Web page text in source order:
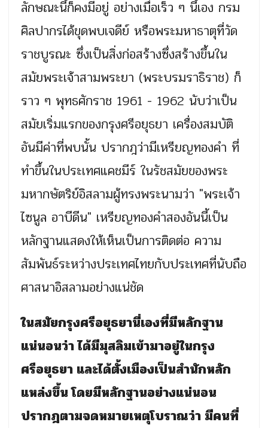
ลักษณะนี้ก็คงมีอยู่ อย่างเมื่อเร็ว ๆ นี้เอง กรม
ศิลปากรได้ขุดพบเจดีย์ หรือพระมหาธาตุที่วัด
ราชบูรณะ ซึ่งเป็นสิ่งก่อสร้างซึ่งสร้างขึ้นใน
สมัยพระเจ้าสามพระยา (พระบรมราธิราช) ก็
ราว ๆ พุทธศักราช 1961 - 1962 นับว่าเป็น
สมัยเริ่มแรกของกรุงศรีอยุธยา เครื่องสมบัติ
อันมีค่าที่พบนั้น ปรากฎว่ามีเหรียญทองคำ ที่
ทำขึ้นในประเทศแคชมีร์ ในรัชสมัยของพระ
มหากษัตริย์อิสลามผู้ทรงพระนามว่า "พระเจ้า
ไซนูล อาบีดีน" เหรียญทองคำสองอันนี้เป็น
หลักฐานแสดงให้เห็นเป็นการติดต่อ ความ
สัมพันธ์ระหว่างประเทศไทยกับประเทศที่นับถือ
ศาสนาอิสลามอย่างแน่ชัด
ในสมัยกรุงศรีอยุธยานี่เองที่มีหลักฐาน
แน่นอนว่า ได้มีมุสลิมเข้ามาอยู่ในกรุง
ศรีอยุธยา และได้ตั้งเมืองเป็นสำนักหลัก
แหล่งขึ้น โดยมีหลักฐานอย่างแน่นอน
ปรากฎตามจดหมายเหตุโบราณว่า มีคนที่